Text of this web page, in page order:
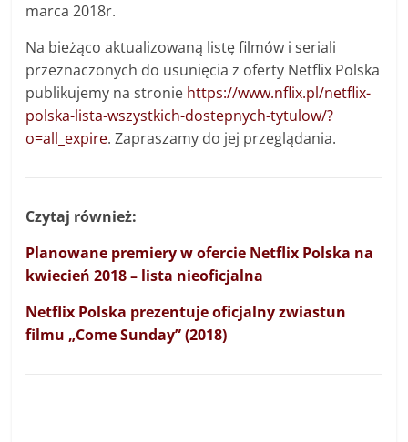
marca 2018r.
Na bieżąco aktualizowaną listę filmów i seriali
przeznaczonych do usunięcia z oferty Netflix Polska
publikujemy na stronie https://www.nflix.pl/netflix-
polska-lista-wszystkich-dostepnych-tytulow/?
o=all_expire. Zapraszamy do jej przeglądania.
Czytaj również:
Planowane premiery w ofercie Netflix Polska na
kwiecień 2018 – lista nieoficjalna
Netflix Polska prezentuje oficjalny zwiastun
filmu „Come Sunday” (2018)